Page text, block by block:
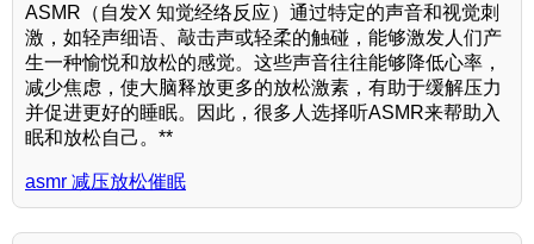
ASMR（自发X 知觉经络反应）通过特定的声音和视觉刺
激，如轻声细语、敲击声或轻柔的触碰，能够激发人们产
生一种愉悦和放松的感觉。这些声音往往能够降低心率，
减少焦虑，使大脑释放更多的放松激素，有助于缓解压力
并促进更好的睡眠。因此，很多人选择听ASMR来帮助入
眠和放松自己。**
asmr 减压放松催眠